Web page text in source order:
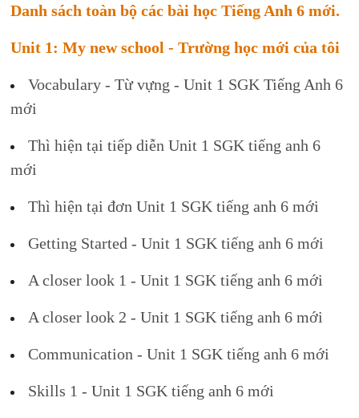
Danh sách toàn bộ các bài học Tiếng Anh 6 mới.
Unit 1: My new school - Trường học mới của tôi
Vocabulary - Từ vựng - Unit 1 SGK Tiếng Anh 6
mới
Thì hiện tại tiếp diễn Unit 1 SGK tiếng anh 6
mới
Thì hiện tại đơn Unit 1 SGK tiếng anh 6 mới
Getting Started - Unit 1 SGK tiếng anh 6 mới
A closer look 1 - Unit 1 SGK tiếng anh 6 mới
A closer look 2 - Unit 1 SGK tiếng anh 6 mới
Communication - Unit 1 SGK tiếng anh 6 mới
Skills 1 - Unit 1 SGK tiếng anh 6 mới